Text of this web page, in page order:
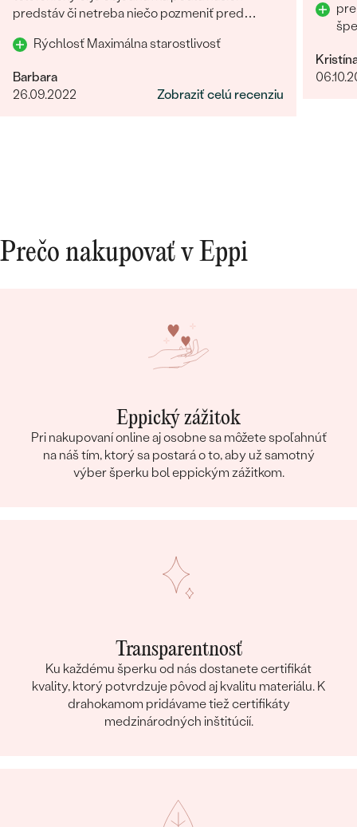
predstáv či netreba niečo pozmeniť pred
Rýchlosť Maximálna starostlivosť
Barbara
26.09.2022
Zobraziť celú recenziu
Prečo nakupovať v Eppi
Eppický zážitok
Pri nakupovaní online aj osobne sa môžete spoľahnúť
na náš tím, ktorý sa postará o to, aby už samotný
výber šperku bol eppickým zážitkom.
Transparentnosť
Ku každému šperku od nás dostanete certifikát
kvality, ktorý potvrdzuje pôvod aj kvalitu materiálu. K
drahokamom pridávame tiež certifikáty
medzinárodných inštitúcií.